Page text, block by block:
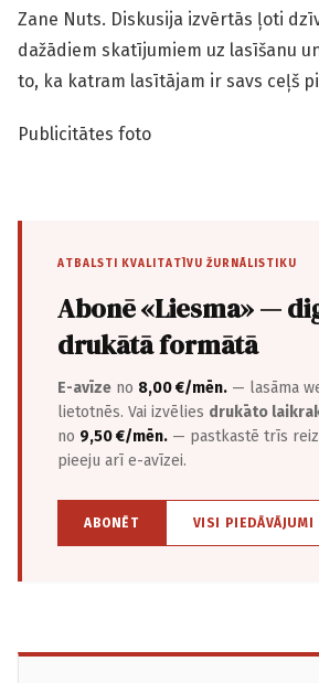
Zane Nuts. Diskusija izvērtās ļoti
dažādiem skatījumiem uz lasīšanu
to, ka katram lasītājam ir savs ceļš
Publicitātes foto
ATBALSTI KVALITATĪVU ŽURNĀLISTIKU
Abonē «Liesma» —
drukātā formātā
E-avīze no 8,00 €/mēn. — lasāma
lietotnēs. Vai izvēlies drukāto
no 9,50 €/mēn. — pastkastē trīs
pieeju arī e-avīzei.
ABONĒT VISI PIEDĀVĀJUMI